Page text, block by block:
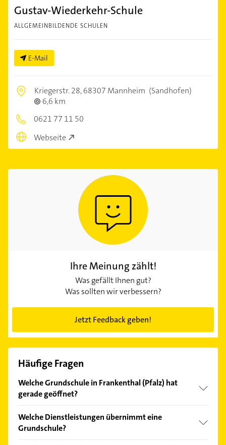
Gustav-Wiederkehr-Schule
ALLGEMEINBILDENDE SCHULEN
E-Mail
Kriegerstr. 28,68307 Mannheim (Sandhofen)
6,6 km
0621 77 11 50
Webseite
Ihre Meinung zählt!
Was gefällt Ihnen gut?
Was sollten wir verbessern?
Jetzt Feedback geben!
Häufige Fragen
Welche Grundschule in Frankenthal (Pfalz) hat
gerade geöffnet?
Bitte beachten Sie, dass diese an Sonn- und
Feiertagen abweichen können.
Welche Dienstleistungen übernimmt eine
Grundschule?